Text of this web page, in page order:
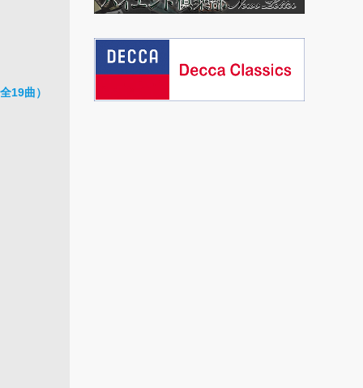
19曲）